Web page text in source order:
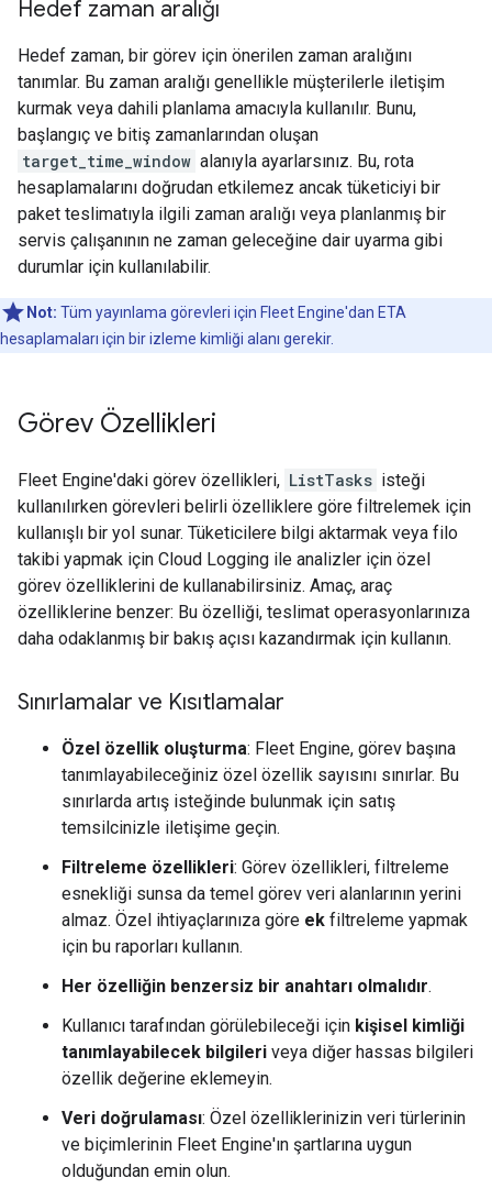
Hedef zaman aralığı
Hedef zaman, bir görev için önerilen zaman aralığını
tanımlar. Bu zaman aralığı genellikle müşterilerle iletişim
kurmak veya dahili planlama amacıyla kullanılır. Bunu,
başlangıç ve bitiş zamanlarından oluşan
target_time_window alanıyla ayarlarsınız. Bu, rota
hesaplamalarını doğrudan etkilemez ancak tüketiciyi bir
paket teslimatıyla ilgili zaman aralığı veya planlanmış bir
servis çalışanının ne zaman geleceğine dair uyarma gibi
durumlar için kullanılabilir.
Not: Tüm yayınlama görevleri için Fleet Engine'dan ETA
hesaplamaları için bir izleme kimliği alanı gerekir.
Görev Özellikleri
Fleet Engine'daki görev özellikleri, ListTasks isteği
kullanılırken görevleri belirli özelliklere göre filtrelemek için
kullanışlı bir yol sunar. Tüketicilere bilgi aktarmak veya filo
takibi yapmak için Cloud Logging ile analizler için özel
görev özelliklerini de kullanabilirsiniz. Amaç, araç
özelliklerine benzer: Bu özelliği, teslimat operasyonlarınıza
daha odaklanmış bir bakış açısı kazandırmak için kullanın.
Sınırlamalar ve Kısıtlamalar
Özel özellik oluşturma: Fleet Engine, görev başına
tanımlayabileceğiniz özel özellik sayısını sınırlar. Bu
sınırlarda artış isteğinde bulunmak için satış
temsilcinizle iletişime geçin.
Filtreleme özellikleri: Görev özellikleri, filtreleme
esnekliği sunsa da temel görev veri alanlarının yerini
almaz. Özel ihtiyaçlarınıza göre ek filtreleme yapmak
için bu raporları kullanın.
Her özelliğin benzersiz bir anahtarı olmalıdır.
Kullanıcı tarafından görülebileceği için kişisel kimliği
tanımlayabilecek bilgileri veya diğer hassas bilgileri
özellik değerine eklemeyin.
Veri doğrulaması: Özel özelliklerinizin veri türlerinin
ve biçimlerinin Fleet Engine'ın şartlarına uygun
olduğundan emin olun.